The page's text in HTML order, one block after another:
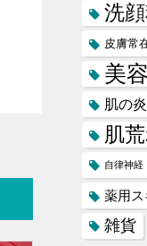
洗
皮膚常
美
肌の
肌
自律神経
薬用
雑貨